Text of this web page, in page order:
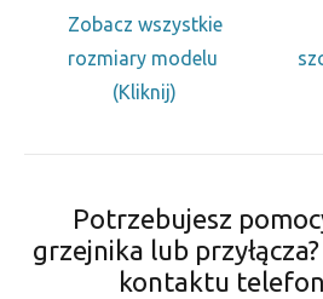
Zobacz wszystkie
rozmiary modelu
(Kliknij)
Potrzebujesz
grzejnika lub
kontaktu